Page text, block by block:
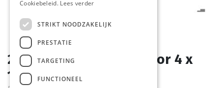
2111 Appel Cake Pastridor 4 x
1000 gr
Cookiebeleid. Lees verder
STRIKT NOODZAKELIJK
PRESTATIE
TARGETING
FUNCTIONEEL